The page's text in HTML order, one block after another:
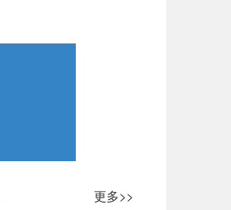
更多>>